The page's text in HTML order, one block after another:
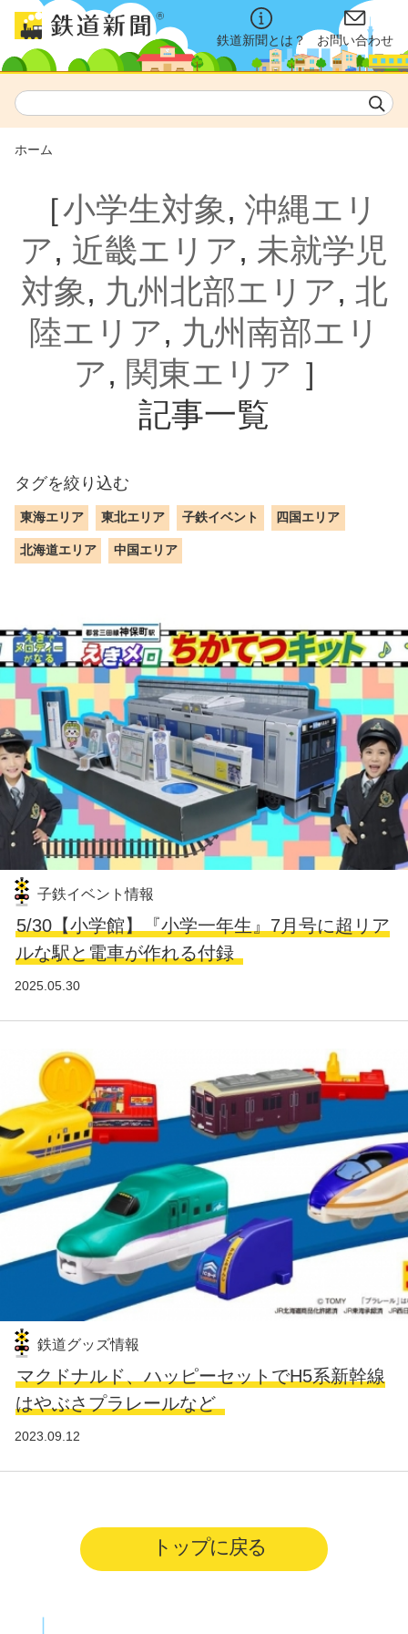
鉄道新聞とは？ お問い合わせ
ホーム
［小学生対象, 沖縄エリ
ア, 近畿エリア, 未就学児
対象, 九州北部エリア, 北
陸エリア, 九州南部エリ
ア, 関東エリア ］
記事一覧
タグを絞り込む
東海エリア 東北エリア 子鉄イベント 四国エリア
北海道エリア 中国エリア
子鉄イベント情報
5/30【小学館】『小学一年生』7月号に超リア
ルな駅と電車が作れる付録
2025.05.30
鉄道グッズ情報
マクドナルド、ハッピーセットでH5系新幹線
はやぶさプラレールなど
2023.09.12
トップに戻る